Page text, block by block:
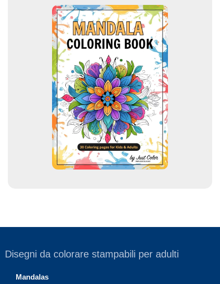
Disegni da colorare stampabili per adulti
Mandalas